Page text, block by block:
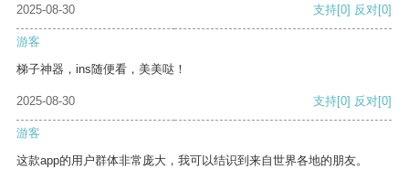
2025-08-30 支持[0] 反对[0]
游客
梯子神器，ins随便看，美美哒！
2025-08-30 支持[0] 反对[0]
游客
这款app的用户群体非常庞大，我可以结识到来自世界各地的朋友。